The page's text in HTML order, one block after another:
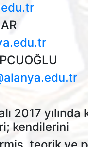
2017
kendilerini